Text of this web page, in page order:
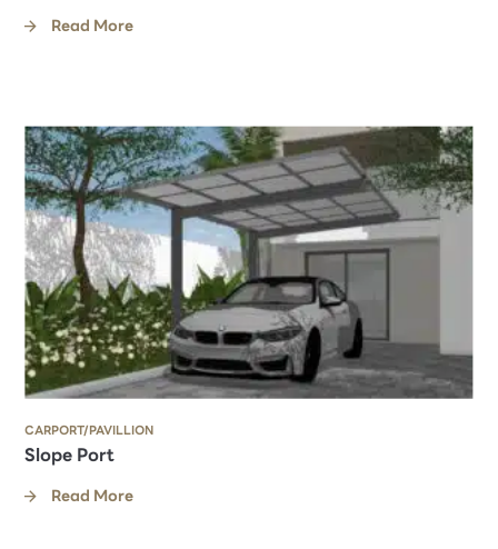
Read More
CARPORT/PAVILLION
Slope Port
Read More